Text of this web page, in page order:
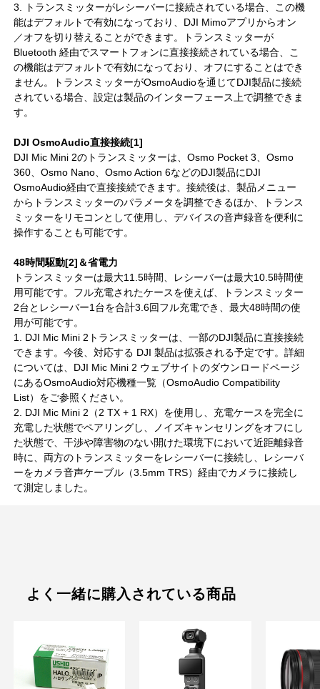
3. トランスミッターがレシーバーに接続されている場合、この機
能はデフォルトで有効になっており、DJI Mimoアプリからオン
／オフを切り替えることができます。トランスミッターが
Bluetooth 経由でスマートフォンに直接接続されている場合、こ
の機能はデフォルトで有効になっており、オフにすることはでき
ません。トランスミッターがOsmoAudioを通じてDJI製品に接続
されている場合、設定は製品のインターフェース上で調整できま
す。
DJI OsmoAudio直接接続[1]
DJI Mic Mini 2のトランスミッターは、Osmo Pocket 3、Osmo
360、Osmo Nano、Osmo Action 6などのDJI製品にDJI
OsmoAudio経由で直接接続できます。接続後は、製品メニュー
からトランスミッターのパラメータを調整できるほか、トランス
ミッターをリモコンとして使用し、デバイスの音声録音を便利に
操作することも可能です。
48時間駆動[2]＆省電力
トランスミッターは最大11.5時間、レシーバーは最大10.5時間使
用可能です。フル充電されたケースを使えば、トランスミッター
2台とレシーバー1台を合計3.6回フル充電でき、最大48時間の使
用が可能です。
1. DJI Mic Mini 2トランスミッターは、一部のDJI製品に直接接続
できます。今後、対応する DJI 製品は拡張される予定です。詳細
については、DJI Mic Mini 2 ウェブサイトのダウンロードページ
にあるOsmoAudio対応機種一覧（OsmoAudio Compatibility
List）をご参照ください。
2. DJI Mic Mini 2（2 TX + 1 RX）を使用し、充電ケースを完全に
充電した状態でペアリングし、ノイズキャンセリングをオフにし
た状態で、干渉や障害物のない開けた環境下において近距離録音
時に、両方のトランスミッターをレシーバーに接続し、レシーバ
ーをカメラ音声ケーブル（3.5mm TRS）経由でカメラに接続し
て測定しました。
よく一緒に購入されている商品